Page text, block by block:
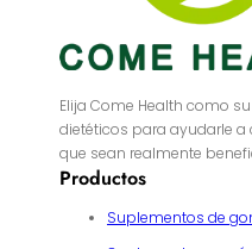
Elija Come Health como
dietéticos para ayudarle
que sean realmente
Productos
Suplementos de